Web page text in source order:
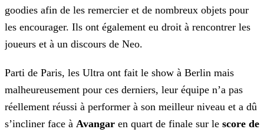
goodies afin de les remercier et de nombreux objets pour
les encourager. Ils ont également eu droit à rencontrer les
joueurs et à un discours de Neo.
Parti de Paris, les Ultra ont fait le show à Berlin mais
malheureusement pour ces derniers, leur équipe n’a pas
réellement réussi à performer à son meilleur niveau et a dû
s’incliner face à Avangar en quart de finale sur le score de